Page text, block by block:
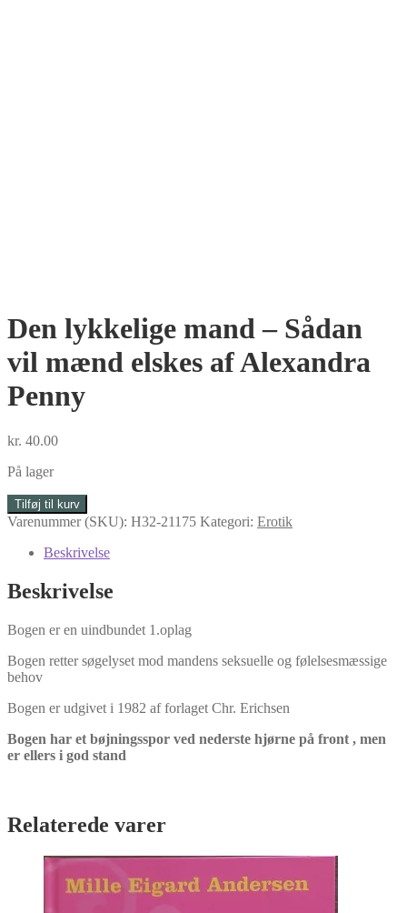
Den lykkelige mand – Sådan
vil mænd elskes af Alexandra
Penny
kr. 40.00
På lager
Den
lykkelige
vil
mænd
af
Penny
antal
Tilføj til kurv
Varenummer (SKU): H32-21175 Kategori: Erotik
Beskrivelse
Beskrivelse
Bogen er en uindbundet 1.oplag
Bogen retter søgelyset mod mandens seksuelle og følelsesmæssige
behov
Bogen er udgivet i 1982 af forlaget Chr. Erichsen
Bogen har et bøjningsspor ved nederste hjørne på front , men
er ellers i god stand
Relaterede varer